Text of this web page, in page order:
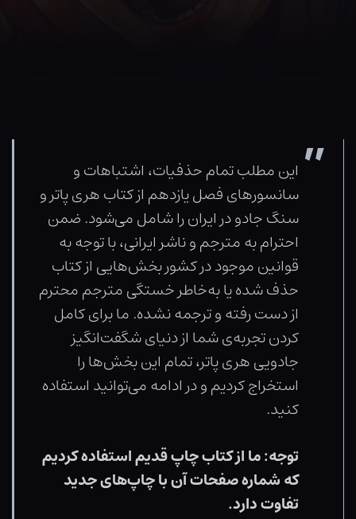
این مطلب تمام حذفیات، اشتباهات و
سانسورهای فصل یازدهم از کتاب هری پاتر و
سنگ جادو در ایران را شامل می‌شود. ضمن
احترام به مترجم و ناشر ایرانی، با توجه به
قوانین موجود در کشور بخش‌هایی از کتاب
حذف شده یا به‌خاطر خستگی مترجم محترم
از دست رفته و ترجمه نشده. ما برای کامل
کردن تجربه‌ی شما از دنیای شگفت‌انگیز
جادویی هری پاتر، تمام این بخش‌ها را
استخراج کردیم و در ادامه می‌توانید استفاده
کنید.
توجه: ما از کتاب چاپ قدیم استفاده کردیم
که شماره صفحات آن با چاپ‌های جدید
تفاوت دارد.